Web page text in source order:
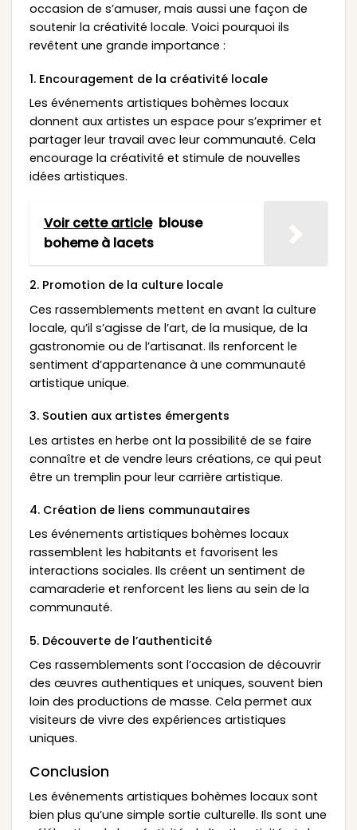
occasion de s’amuser, mais aussi une façon de
soutenir la créativité locale. Voici pourquoi ils
revêtent une grande importance :
1. Encouragement de la créativité locale
Les événements artistiques bohèmes locaux
donnent aux artistes un espace pour s’exprimer et
partager leur travail avec leur communauté. Cela
encourage la créativité et stimule de nouvelles
idées artistiques.
Voir cette article blouse
boheme à lacets
2. Promotion de la culture locale
Ces rassemblements mettent en avant la culture
locale, qu’il s’agisse de l’art, de la musique, de la
gastronomie ou de l’artisanat. Ils renforcent le
sentiment d’appartenance à une communauté
artistique unique.
3. Soutien aux artistes émergents
Les artistes en herbe ont la possibilité de se faire
connaître et de vendre leurs créations, ce qui peut
être un tremplin pour leur carrière artistique.
4. Création de liens communautaires
Les événements artistiques bohèmes locaux
rassemblent les habitants et favorisent les
interactions sociales. Ils créent un sentiment de
camaraderie et renforcent les liens au sein de la
communauté.
5. Découverte de l’authenticité
Ces rassemblements sont l’occasion de découvrir
des œuvres authentiques et uniques, souvent bien
loin des productions de masse. Cela permet aux
visiteurs de vivre des expériences artistiques
uniques.
Conclusion
Les événements artistiques bohèmes locaux sont
bien plus qu’une simple sortie culturelle. Ils sont une